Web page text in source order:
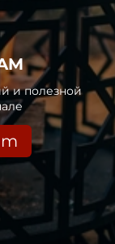
и полезной